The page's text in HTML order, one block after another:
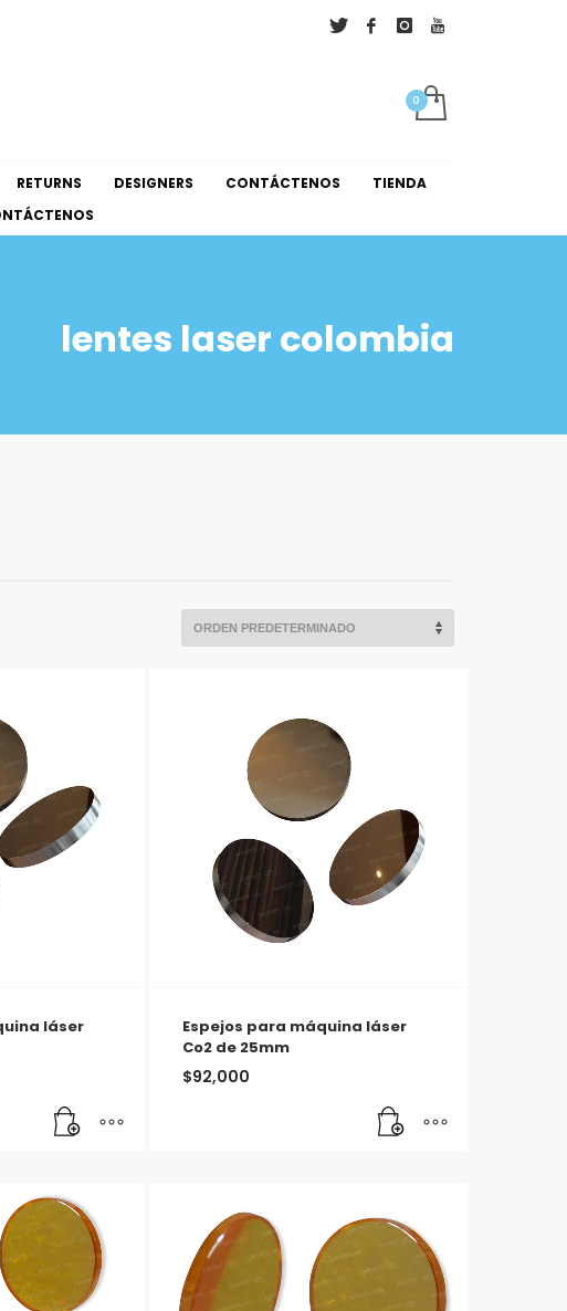
RETURNS DESIGNERS CONTÁCTENOS
TIENDA
lentes laser colombia
láser
Espejos para máquina láser
Co2 de 25mm
$92,000